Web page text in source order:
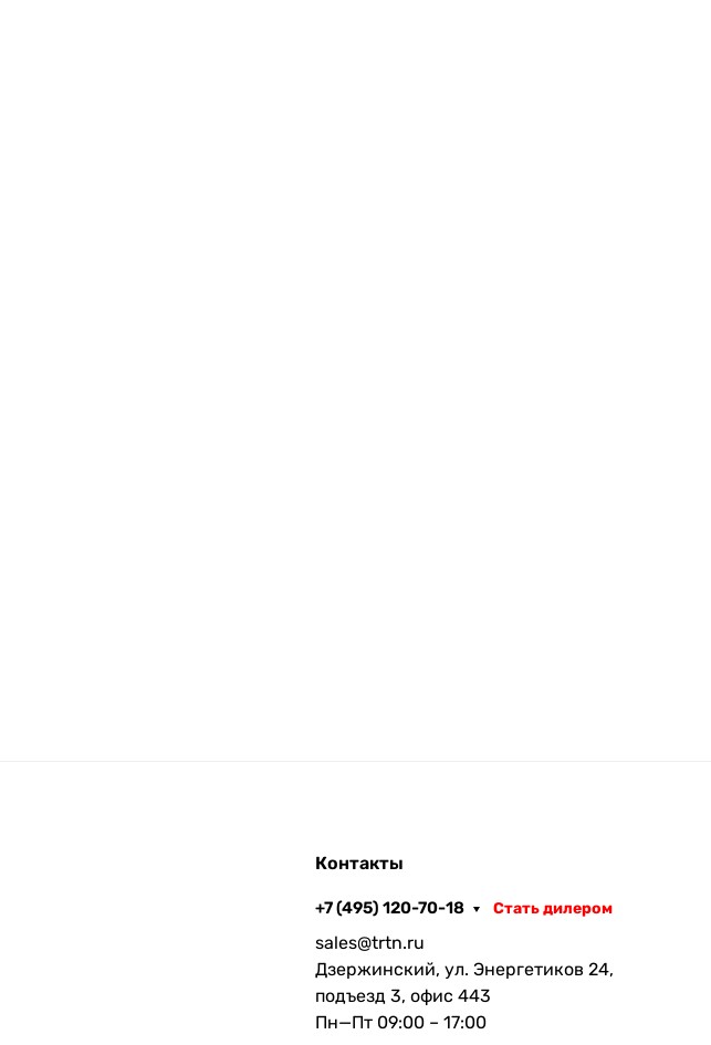
Контакты
+7 (495) 120-70-18 Стать дилером
sales@trtn.ru
Дзержинский, ул. Энергетиков 24,
подъезд 3, офис 443
Пн—Пт 09:00 – 17:00